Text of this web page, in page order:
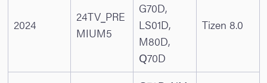
2024
24TV_PRE
MIUM5
G70D,
LS01D,
M80D,
Q70D
Tizen 8.0